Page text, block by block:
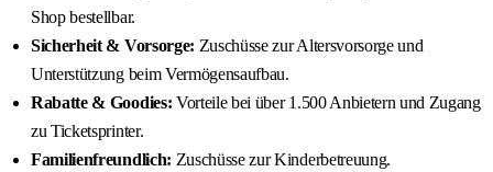
Shop bestellbar.
Sicherheit & Vorsorge: Zuschüsse zur Altersvorsorge und
Unterstützung beim Vermögensaufbau.
Rabatte & Goodies: Vorteile bei über 1.500 Anbietern und Zugang
zu Ticketsprinter.
Familienfreundlich: Zuschüsse zur Kinderbetreuung.